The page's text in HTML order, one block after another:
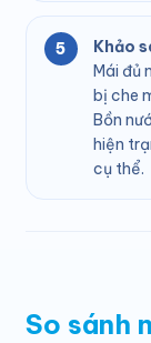
Khảo
Mái đủ
bị che
Bồn
hiện
cụ thể.
So sánh